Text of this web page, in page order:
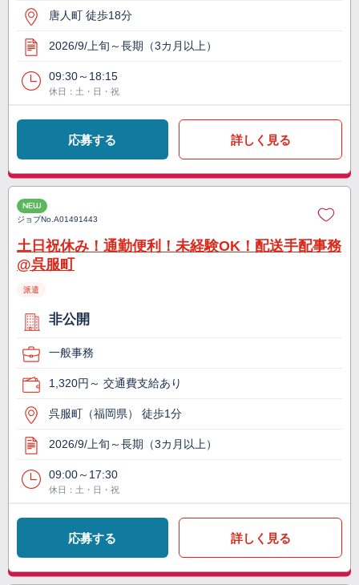
唐人町 徒歩18分
2026/9/上旬～長期（3カ月以上）
09:30～18:15
休日：土・日・祝
応募する 詳しく見る
NEW
ジョブNo.A01491443
土日祝休み！通勤便利！未経験OK！配送手配事務
@呉服町
派遣
非公開
一般事務
1,320円～ 交通費支給あり
呉服町（福岡県） 徒歩1分
2026/9/上旬～長期（3カ月以上）
09:00～17:30
休日：土・日・祝
応募する 詳しく見る